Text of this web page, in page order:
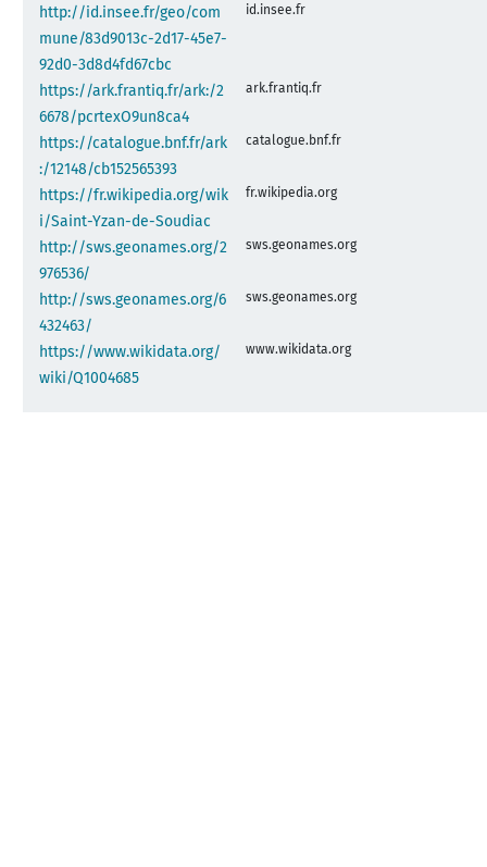
http://id.insee.fr/geo/com
mune/83d9013c-2d17-45e7-
92d0-3d8d4fd67cbc
id.insee.fr
https://ark.frantiq.fr/ark:/2
6678/pcrtexO9un8ca4
ark.frantiq.fr
https://catalogue.bnf.fr/ark
:/12148/cb152565393
catalogue.bnf.fr
https://fr.wikipedia.org/wik
i/Saint-Yzan-de-Soudiac
fr.wikipedia.org
http://sws.geonames.org/2
976536/
sws.geonames.org
http://sws.geonames.org/6
432463/
sws.geonames.org
https://www.wikidata.org/
wiki/Q1004685
www.wikidata.org